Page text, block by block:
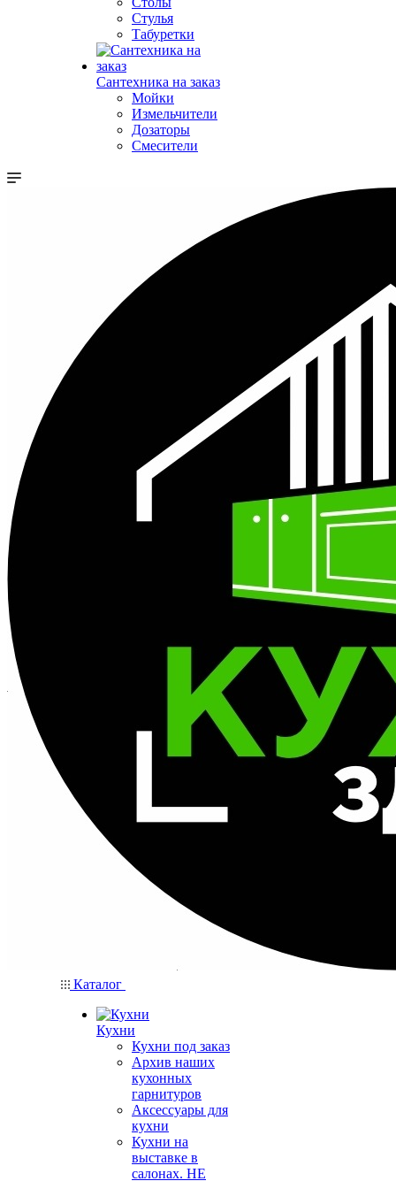
Стулья
Табуретки
Сантехника на заказ
Мойки
Измельчители
Дозаторы
Смесители
Каталог
Кухни
Кухни под заказ
Архив наших
кухонных
гарнитуров
Аксессуары для
кухни
Кухни на
выставке в
салонах. НЕ